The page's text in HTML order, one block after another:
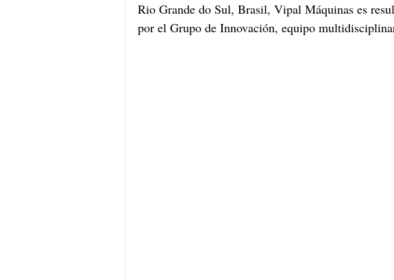
Rio Grande do Sul, Brasil, Vipal Máquinas es
por el Grupo de Innovación, equipo